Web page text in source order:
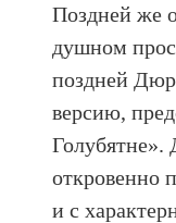
Поздней же
душном
поздней
версию,
Голубятне».
откровенно
и с